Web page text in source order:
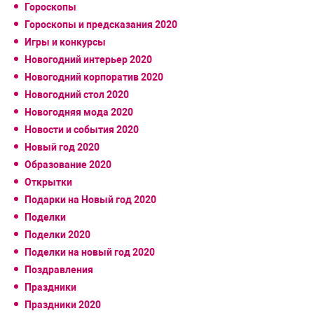
Гороскопы
Гороскопы и предсказания 2020
Игры и конкурсы
Новогодний интерьер 2020
Новогодний корпоратив 2020
Новогодний стол 2020
Новогодняя мода 2020
Новости и события 2020
Новый год 2020
Образование 2020
Открытки
Подарки на Новый год 2020
Поделки
Поделки 2020
Поделки на новый год 2020
Поздравления
Праздники
Праздники 2020